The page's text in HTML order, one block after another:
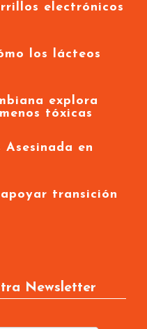
electrónicos
los lácteos
explora
tóxicas
en
transición
Newsletter